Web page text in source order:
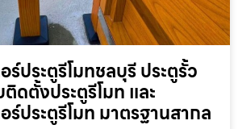
ร์ประตูรีโมทชลบุรี ประตูรั้ว
ดตั้งประตูรีโมท และ
ร์ประตูรีโมท มาตรฐานสากล